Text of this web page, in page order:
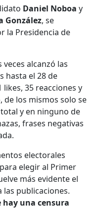
Daniel Noboa y
González, se
la Presidencia de
alcanzó las
hasta el 28 de
35 reacciones y
de los mismos solo se
y en ninguno de
frases negativas
electorales
elegir al Primer
más evidente el
las publicaciones.
hay una censura